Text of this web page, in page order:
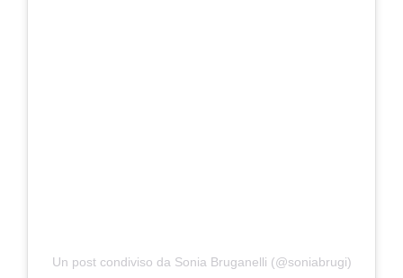
Un post condiviso da Sonia Bruganelli (@soniabrugi)